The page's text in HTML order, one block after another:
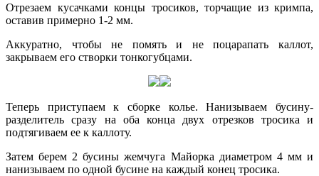
Отрезаем кусачками концы тросиков, торчащие из кримпа,
оставив примерно 1-2 мм.
Аккуратно, чтобы не помять и не поцарапать каллот,
закрываем его створки тонкогубцами.
Теперь приступаем к сборке колье. Нанизываем бусину-
разделитель сразу на оба конца двух отрезков тросика и
подтягиваем ее к каллоту.
Затем берем 2 бусины жемчуга Майорка диаметром 4 мм и
нанизываем по одной бусине на каждый конец тросика.